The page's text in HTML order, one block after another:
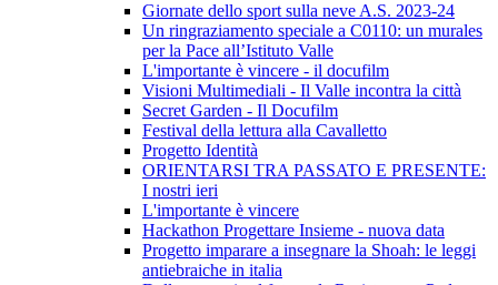
Giornate dello sport sulla neve A.S. 2023-24
Un ringraziamento speciale a C0110: un murales
per la Pace all’Istituto Valle
L'importante è vincere - il docufilm
Visioni Multimediali - Il Valle incontra la città
Secret Garden - Il Docufilm
Festival della lettura alla Cavalletto
Progetto Identità
ORIENTARSI TRA PASSATO E PRESENTE:
I nostri ieri
L'importante è vincere
Hackathon Progettare Insieme - nuova data
Progetto imparare a insegnare la Shoah: le leggi
antiebraiche in italia